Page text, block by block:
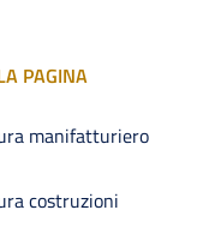
PAGINA
manifatturiero
costruzioni